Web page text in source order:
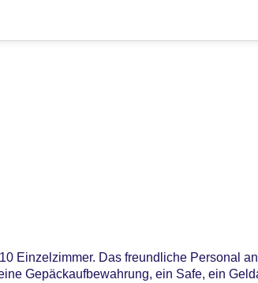
Einzelzimmer. Das freundliche Personal
Gepäckaufbewahrung, ein Safe, ein